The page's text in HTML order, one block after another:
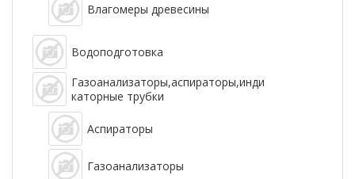
Влагомеры древесины
Водоподготовка
Газоанализаторы,аспираторы,инди
каторные трубки
Аспираторы
Газоанализаторы